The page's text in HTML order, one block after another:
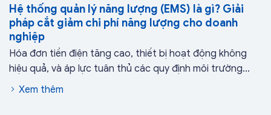
Hệ thống quản lý năng lượng (EMS) là gì? Giải
pháp cắt giảm chi phí năng lượng cho doanh
nghiệp
Hóa đơn tiền điện tăng cao, thiết bị hoạt động không
hiệu quả, và áp lực tuân thủ các quy định môi trường...
Xem thêm